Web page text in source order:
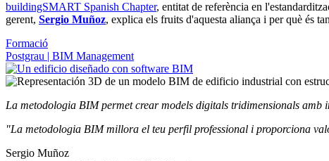
buildingSMART Spanish Chapter, entitat de referència en
gerent, Sergio Muñoz, explica els fruits d'aquesta aliança i per què és
Formació
Postgrau | BIM Management
La metodologia BIM permet crear models digitals tridimensionals
"La metodologia BIM millora el teu perfil professional i proporciona
Sergio Muñoz